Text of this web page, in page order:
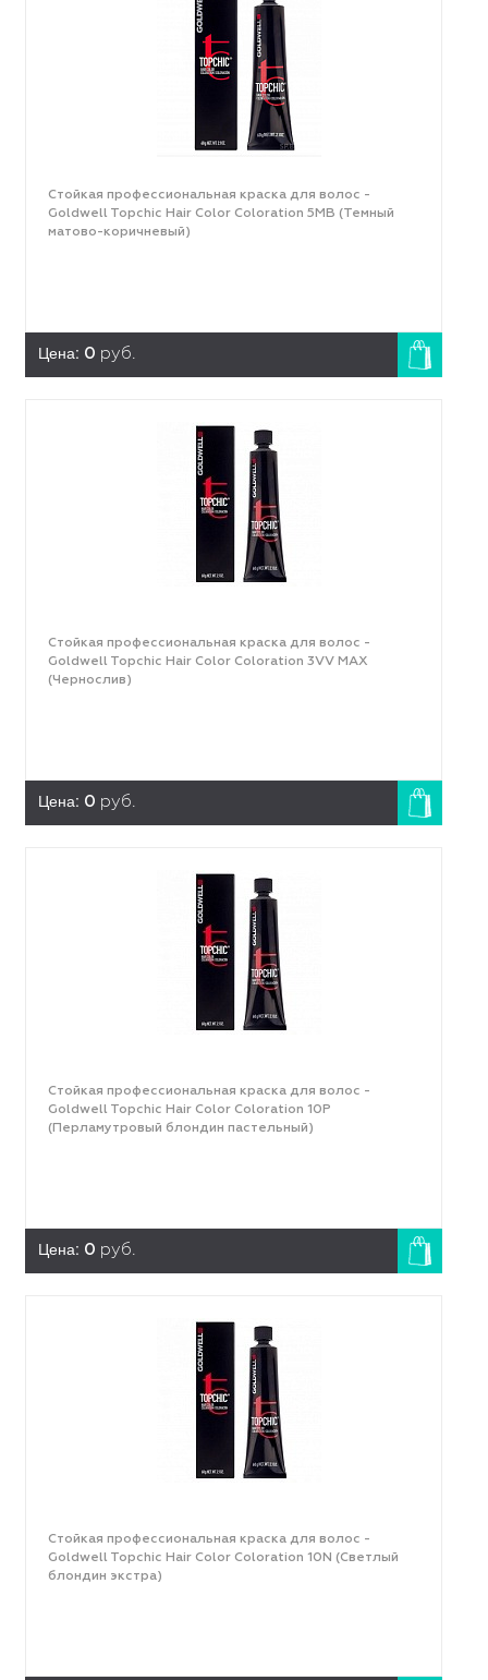
Стойкая профессиональная краска для волос -
Goldwell Topchic Hair Color Coloration 5MB (Темный
матово-коричневый)
Цена: 0 руб.
Стойкая профессиональная краска для волос -
Goldwell Topchic Hair Color Coloration 3VV MAX
(Чернослив)
Цена: 0 руб.
Стойкая профессиональная краска для волос -
Goldwell Topchic Hair Color Coloration 10Р
(Перламутровый блондин пастельный)
Цена: 0 руб.
Стойкая профессиональная краска для волос -
Goldwell Topchic Hair Color Coloration 10N (Светлый
блондин экстра)